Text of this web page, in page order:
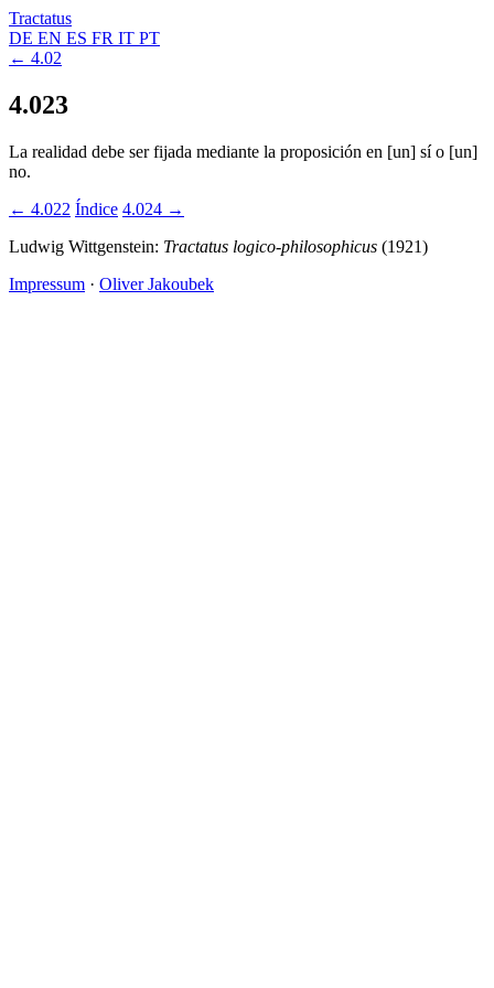
Tractatus
DE EN ES FR IT PT
← 4.02
4.023
La realidad debe ser fijada mediante la proposición en [un] sí o [un]
no.
← 4.022 Índice 4.024 →
Ludwig Wittgenstein: Tractatus logico-philosophicus (1921)
Impressum · Oliver Jakoubek